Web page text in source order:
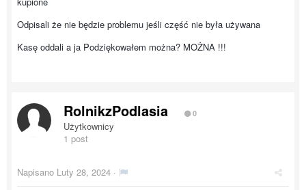
Odpisali że nie będzie problemu jeśli część nie była używana
Kasę oddali a ja Podziękowałem można? MOŻNA !!!
RolnikzPodlasia 0
Użytkownicy
1 post
Napisano Luty 28, 2024 ·